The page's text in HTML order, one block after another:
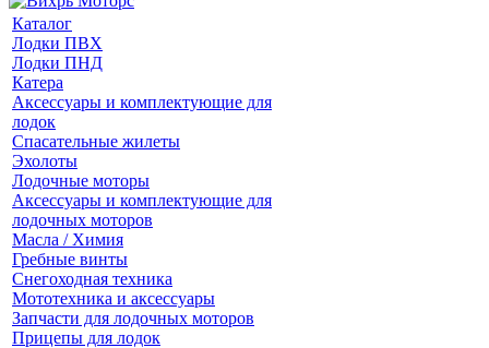
Каталог
Лодки ПВХ
Лодки ПНД
Катера
Аксессуары и комплектующие для
лодок
Спасательные жилеты
Эхолоты
Лодочные моторы
Аксессуары и комплектующие для
лодочных моторов
Масла / Химия
Гребные винты
Снегоходная техника
Мототехника и аксессуары
Запчасти для лодочных моторов
Прицепы для лодок